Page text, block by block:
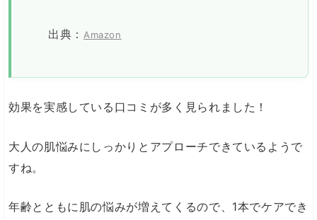
出典： Amazon
効果を実感している口コミが多く見られました！
大人の肌悩みにしっかりとアプローチできているようで
すね。
年齢とともに肌の悩みが増えてくるので、1本でケアでき